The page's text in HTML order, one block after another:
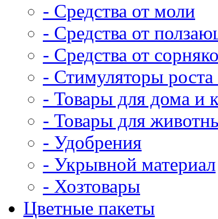
- Средства от моли
- Средства от
- Средства от
- Стимуляторы роста
- Товары для дома и
- Товары для
- Удобрения
- Укрывной материал
- Хозтовары
Цветные пакеты